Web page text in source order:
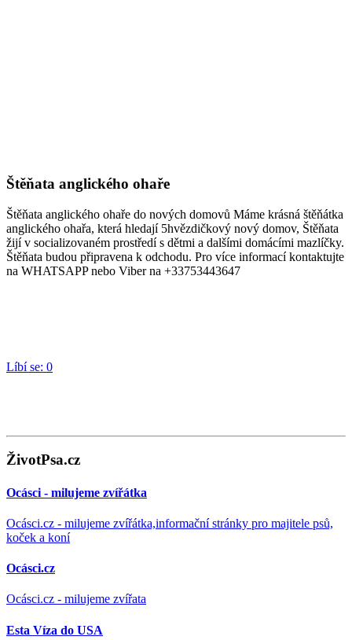
Štěňata anglického ohaře
Štěňata anglického ohaře do nových domovů Máme krásná štěňátka
anglického ohařa, která hledají 5hvězdičkový nový domov, Štěňata
žijí v socializovaném prostředí s dětmi a dalšími domácími mazlíčky.
Štěňata budou připravena k odchodu. Pro více informací kontaktujte
na WHATSAPP nebo Viber na +33753443647
Líbí se: 0
ŽivotPsa.cz
Ocásci - milujeme zvířátka
Ocásci.cz - milujeme zvířátka,informační stránky pro majitele psů,
koček a koní
Ocásci.cz
Ocásci.cz - milujeme zvířata
Esta Víza do USA